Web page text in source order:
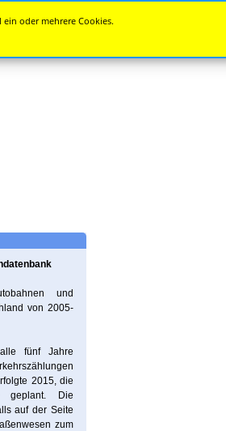
und
von 2005-
fünf Jahre
2015, die
Die
auf der Seite
zum
oder mehrere Cookies.